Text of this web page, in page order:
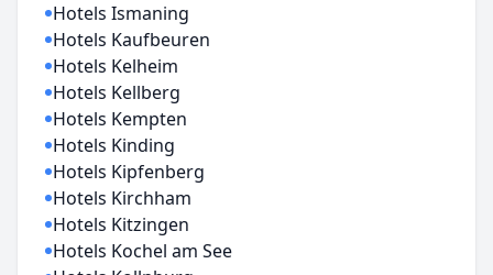
Hotels Ismaning
Hotels Kaufbeuren
Hotels Kelheim
Hotels Kellberg
Hotels Kempten
Hotels Kinding
Hotels Kipfenberg
Hotels Kirchham
Hotels Kitzingen
Hotels Kochel am See